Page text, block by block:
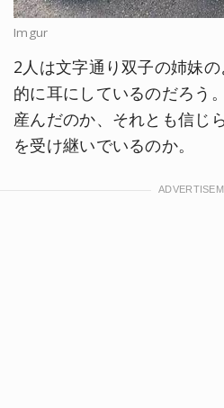
Imgur
2人は文字通り双子の姉妹
的に耳にしているのだろう
産んだのか、それとも信じ
を受け継いでいるのか。